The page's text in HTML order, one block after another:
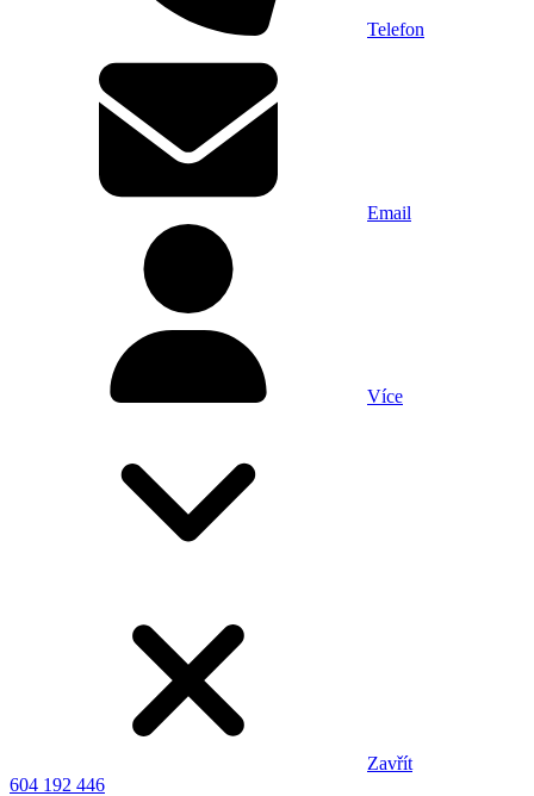
Telefon
Email
Více
Zavřít
604 192 446